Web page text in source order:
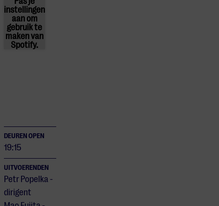
instellingen
aan om
gebruik te
maken van
Spotify.
DEUREN OPEN
19:15
UITVOERENDEN
Petr Popelka -
dirigent